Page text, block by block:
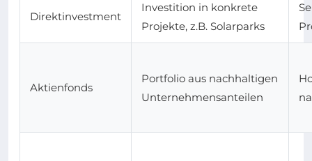
Direktinvestment
Investition in konkrete
Projekte, z.B. Solarparks
Aktienfonds
Portfolio aus nachhaltigen
Unternehmensanteilen